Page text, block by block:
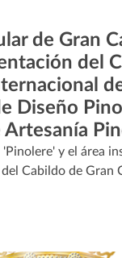
de Gran
del
Diseño
Artesanía
y el área
Cabildo de Gran